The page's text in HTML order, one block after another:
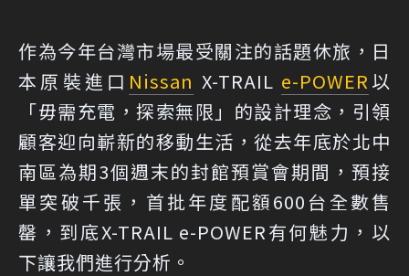
作為今年台灣市場最受關注的話題休旅，日
本原裝進口 Nissan X-TRAIL e-POWER 以
「毋需充電，探索無限」的設計理念，引領
顧客迎向嶄新的移動生活，從去年底於北中
南區為期3個週末的封館預賞會期間，預接
單突破千張，首批年度配額600台全數售
罄，到底X-TRAIL e-POWER有何魅力，以
下讓我們進行分析。